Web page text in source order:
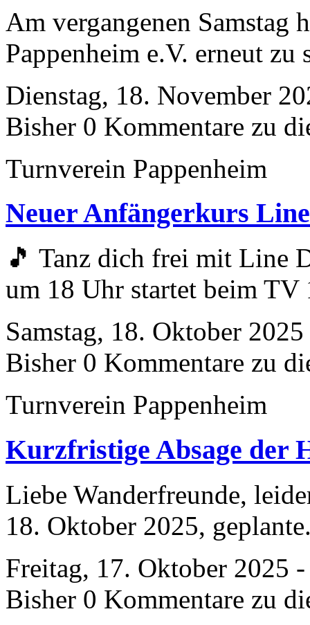
Am vergangenen Samstag
Pappenheim e.V. erneut zu
Dienstag, 18. November
Bisher 0 Kommentare zu
Turnverein Pappenheim
Neuer Anfängerkurs
🎵 Tanz dich frei mit Line
um 18 Uhr startet beim
Samstag, 18. Oktober
Bisher 0 Kommentare zu
Turnverein Pappenheim
Kurzfristige Absage der
Liebe Wanderfreunde,
18. Oktober 2025,
Freitag, 17. Oktober 2025
Bisher 0 Kommentare zu